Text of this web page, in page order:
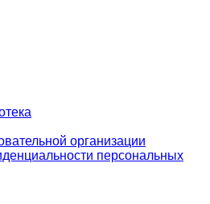
организации
персональных